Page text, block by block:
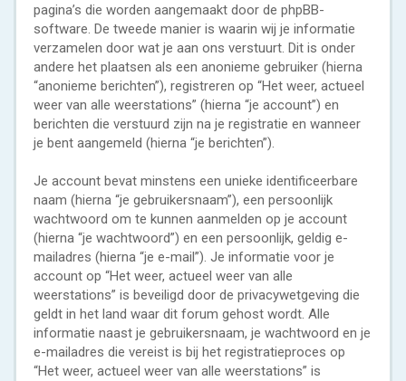
pagina’s die worden aangemaakt door de phpBB-
software. De tweede manier is waarin wij je informatie
verzamelen door wat je aan ons verstuurt. Dit is onder
andere het plaatsen als een anonieme gebruiker (hierna
“anonieme berichten”), registreren op “Het weer, actueel
weer van alle weerstations” (hierna “je account”) en
berichten die verstuurd zijn na je registratie en wanneer
je bent aangemeld (hierna “je berichten”).
Je account bevat minstens een unieke identificeerbare
naam (hierna “je gebruikersnaam”), een persoonlijk
wachtwoord om te kunnen aanmelden op je account
(hierna “je wachtwoord”) en een persoonlijk, geldig e-
mailadres (hierna “je e-mail”). Je informatie voor je
account op “Het weer, actueel weer van alle
weerstations” is beveiligd door de privacywetgeving die
geldt in het land waar dit forum gehost wordt. Alle
informatie naast je gebruikersnaam, je wachtwoord en je
e-mailadres die vereist is bij het registratieproces op
“Het weer, actueel weer van alle weerstations” is